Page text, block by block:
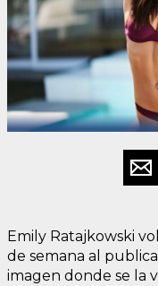
Emily Ratajkowski
de semana al
imagen donde se la